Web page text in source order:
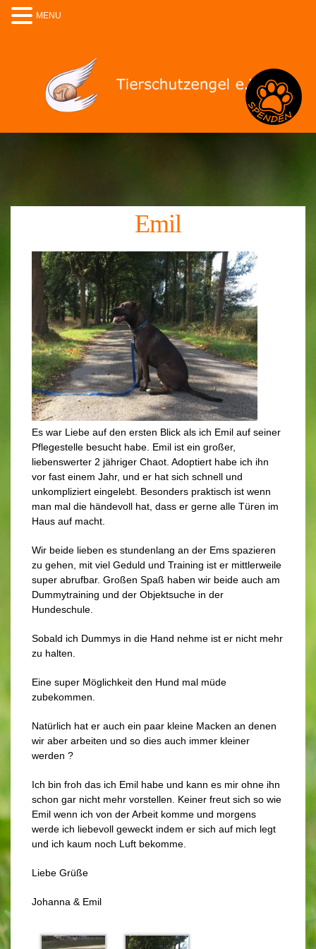
Emil
Es war Liebe auf den ersten Blick als ich Emil auf seiner
Pflegestelle besucht habe. Emil ist ein großer,
liebenswerter 2 jähriger Chaot. Adoptiert habe ich ihn
vor fast einem Jahr, und er hat sich schnell und
unkompliziert eingelebt. Besonders praktisch ist wenn
man mal die händevoll hat, dass er gerne alle Türen im
Haus auf macht.
Wir beide lieben es stundenlang an der Ems spazieren
zu gehen, mit viel Geduld und Training ist er mittlerweile
super abrufbar. Großen Spaß haben wir beide auch am
Dummytraining und der Objektsuche in der
Hundeschule.
Sobald ich Dummys in die Hand nehme ist er nicht mehr
zu halten.
Eine super Möglichkeit den Hund mal müde
zubekommen.
Natürlich hat er auch ein paar kleine Macken an denen
wir aber arbeiten und so dies auch immer kleiner
werden ?
Ich bin froh das ich Emil habe und kann es mir ohne ihn
schon gar nicht mehr vorstellen. Keiner freut sich so wie
Emil wenn ich von der Arbeit komme und morgens
werde ich liebevoll geweckt indem er sich auf mich legt
und ich kaum noch Luft bekomme.
Liebe Grüße
Johanna & Emil
MENU